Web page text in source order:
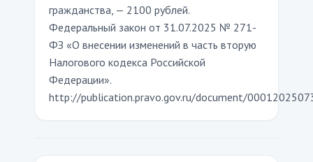
гражданства, — 2100 рублей.
Федеральный закон от 31.07.2025 № 271-
ФЗ «О внесении изменений в часть вторую
Налогового кодекса Российской
Федерации».
http://publication.pravo.gov.ru/document/